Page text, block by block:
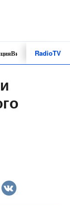
Видеоролики
RadioTV